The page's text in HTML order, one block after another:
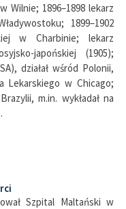
1896–1898 lekarz
1899–1902
w Charbinie; lekarz
japońskiej (1905);
działał wśród Polonii,
Lekarskiego w Chicago;
m.in. wykładał na
Szpital Maltański w